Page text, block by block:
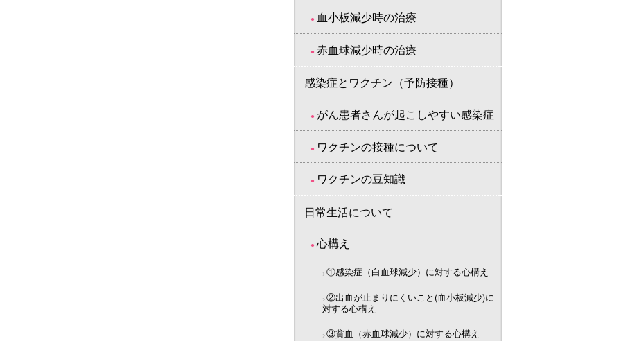
血小板減少時の治療
赤血球減少時の治療
感染症とワクチン（予防接種）
がん患者さんが起こしやすい感染症
ワクチンの接種について
ワクチンの豆知識
日常生活について
心構え
①感染症（白血球減少）に対する心構え
②出血が止まりにくいこと(血小板減少)に
対する心構え
③貧血（赤血球減少）に対する心構え